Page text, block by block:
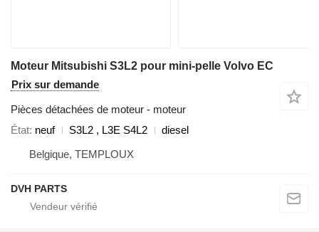
Moteur Mitsubishi S3L2 pour mini-pelle Volvo EC
Prix sur demande
Pièces détachées de moteur - moteur
État neuf S3L2 , L3E S4L2
diesel
Belgique, TEMPLOUX
DVH PARTS